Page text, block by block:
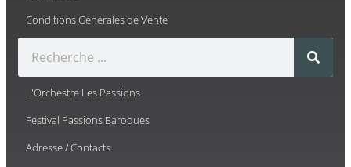
Conditions Générales de Vente
L'Orchestre Les Passions
Festival Passions Baroques
Adresse / Contacts